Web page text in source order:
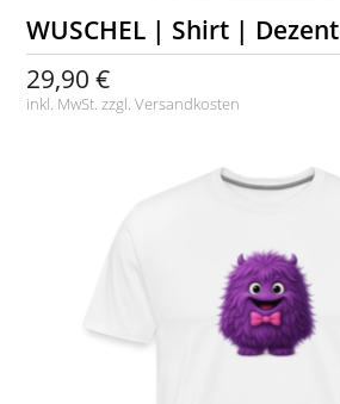
WUSCHEL | Shirt | Dezent
29,90 €
inkl. MwSt. zzgl.Versandkosten